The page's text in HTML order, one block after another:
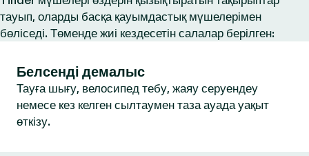
тауып, оларды басқа қауымдастық мүшелерімен
бөліседі. Төменде жиі кездесетін салалар берілген:
Белсенді демалыс
Тауға шығу, велосипед тебу, жаяу серуендеу
немесе кез келген сылтаумен таза ауада уақыт
өткізу.